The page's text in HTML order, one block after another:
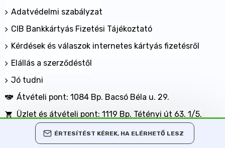
ÉRTESÍTÉST KÉREK, HA ELÉRHETŐ LESZ
Adatvédelmi szabályzat
CIB Bankkártyás Fizetési Tájékoztató
Kérdések és válaszok internetes kártyás fizetésről
Elállás a szerződéstől
Jó tudni
Átvételi pont: 1084 Bp. Bacsó Béla u. 29.
Üzlet és átvételi pont: 1119 Bp. Tétényi út 63. 1/5.
BANKKÁRTYÁVAL IS FIZETHET NÁLUNK!